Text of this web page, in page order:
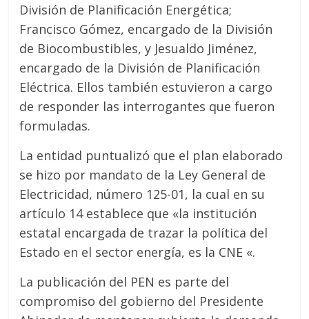
División de Planificación Energética;
Francisco Gómez, encargado de la División
de Biocombustibles, y Jesualdo Jiménez,
encargado de la División de Planificación
Eléctrica. Ellos también estuvieron a cargo
de responder las interrogantes que fueron
formuladas.
La entidad puntualizó que el plan elaborado
se hizo por mandato de la Ley General de
Electricidad, número 125-01, la cual en su
artículo 14 establece que «la institución
estatal encargada de trazar la política del
Estado en el sector energía, es la CNE «.
La publicación del PEN es parte del
compromiso del gobierno del Presidente